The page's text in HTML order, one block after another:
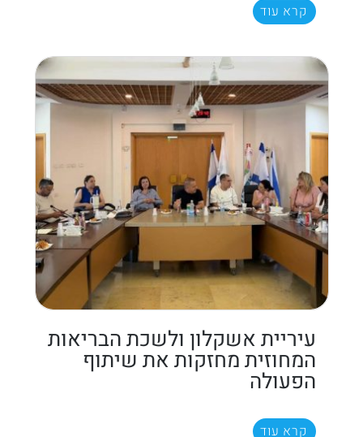
קרא עוד
עיריית אשקלון ולשכת הבריאות
המחוזית מחזקות את שיתוף
הפעולה
קרא עוד